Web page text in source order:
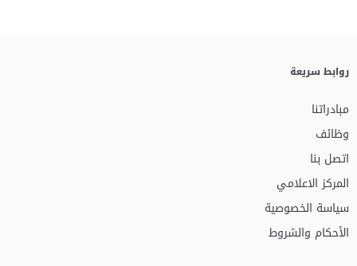
روابط سريعة
مبادراتنا
وظائف
اتصل بنا
المركز الاعلامي
سياسة الخصوصية
الأحكام والشروط